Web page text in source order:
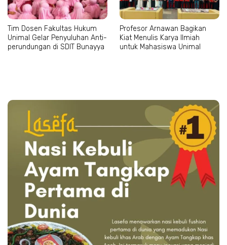
Tim Dosen Fakultas Hukum
Unimal Gelar Penyuluhan Anti-
perundungan di SDIT Bunayya
Profesor Arnawan Bagikan
Kiat Menulis Karya Ilmiah
untuk Mahasiswa Unimal